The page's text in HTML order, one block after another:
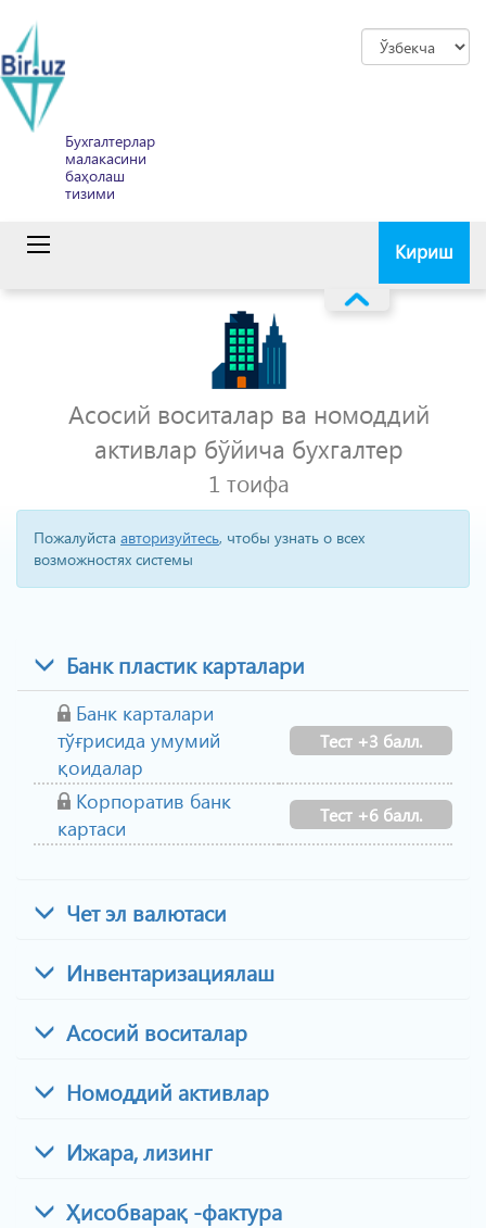
Бухгалтерлар
малакасини
баҳолаш
тизими
Кириш
Асосий воситалар ва номоддий
активлар бўйича бухгалтер
1 тоифа
Пожалуйста авторизуйтесь, чтобы узнать о всех
возможностях системы
Банк пластик карталари
Банк карталари
тўғрисида умумий
қоидалар
Тест +3 балл.
Корпоратив банк
картаси
Тест +6 балл.
Чет эл валютаси
Инвентаризациялаш
Асосий воситалар
Номоддий активлар
Ижара, лизинг
Ҳисобварақ -фактура